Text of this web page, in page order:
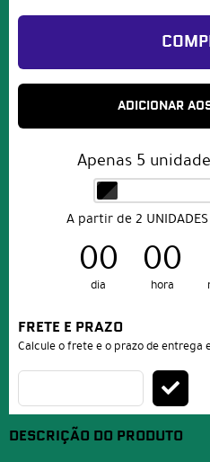
ADICIONAR
Apenas 5
A partir de 2
00
dia
00
hora
FRETE E PRAZO
Calcule o frete e o prazo de entrega
DESCRIÇÃO DO PRODUTO